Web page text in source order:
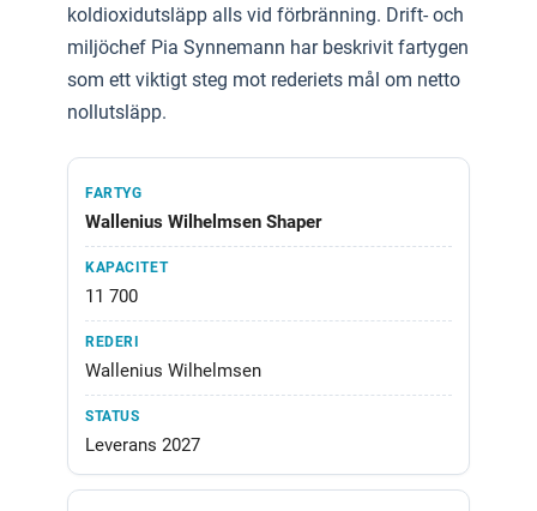
koldioxidutsläpp alls vid förbränning. Drift- och
miljöchef Pia Synnemann har beskrivit fartygen
som ett viktigt steg mot rederiets mål om netto
nollutsläpp.
Wallenius Wilhelmsen Shaper
11 700
Wallenius Wilhelmsen
Leverans 2027